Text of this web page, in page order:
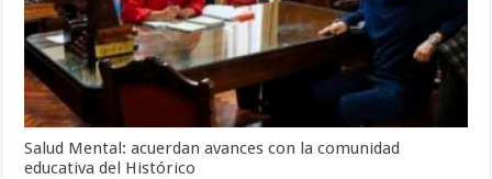
Salud Mental: acuerdan avances con la comunidad
educativa del Histórico